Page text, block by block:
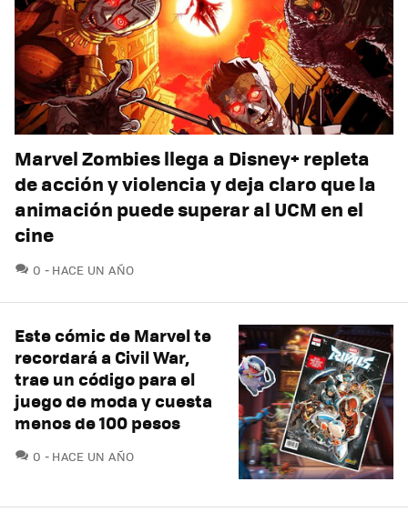
Marvel Zombies llega a Disney+ repleta
de acción y violencia y deja claro que la
animación puede superar al UCM en el
cine
0 COMENTARIOS
HACE UN AÑO
Este cómic de Marvel te
recordará a Civil War,
trae un código para el
juego de moda y cuesta
menos de 100 pesos
0 COMENTARIOS
HACE UN AÑO